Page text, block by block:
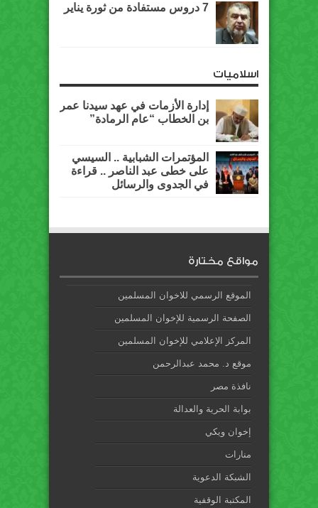
7 دروس مستفادة من ثورة يناير
اسلاميات
إدارة الأزمات في عهد سيدنا عمر
بن الخطاب “عام الرمادة”
المؤتمرات الشبابية .. السيسي
على خطى عبد الناصر .. قراءة
في الجدوى والرسائل
مواقع مختارة
الموقع الرسمي للاخوان المسلمين
الصفحة الرسمية للإخوان المسلمين
المركز الإعلامي للإخوان المسلمين
موقع د. محمد عبدالرحمن
نافذة مصر
بوابة الحرية والعدالة
إخوان ويكي
منارات
الشبكة الدعوية
المكتبة الوقفية